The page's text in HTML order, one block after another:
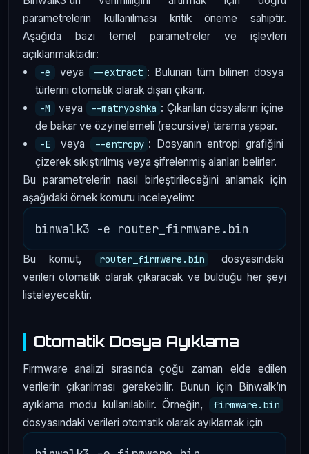
parametrelerin kullanılması kritik öneme sahiptir.
Aşağıda bazı temel parametreler ve işlevleri
açıklanmaktadır:
-e veya --extract : Bulunan tüm bilinen dosya
türlerini otomatik olarak dışarı çıkarır.
-M veya --matryoshka : Çıkarılan dosyaların içine
de bakar ve özyinelemeli (recursive) tarama yapar.
-E veya --entropy : Dosyanın entropi grafiğini
çizerek sıkıştırılmış veya şifrelenmiş alanları belirler.
Bu parametrelerin nasıl birleştirileceğini anlamak için
aşağıdaki örnek komutu inceleyelim:
Bu komut, router_firmware.bin
dosyasındaki
verileri otomatik olarak çıkaracak ve bulduğu her şeyi
listeleyecektir.
Otomatik Dosya Ayıklama
Firmware analizi sırasında çoğu zaman elde edilen
verilerin çıkarılması gerekebilir. Bunun için Binwalk’ın
ayıklama modu kullanılabilir. Örneğin,
firmware.bin
dosyasındaki verileri otomatik olarak ayıklamak için